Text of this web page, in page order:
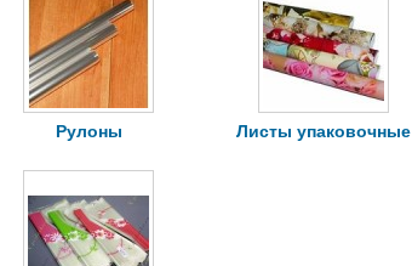
Рулоны Листы упаковочные